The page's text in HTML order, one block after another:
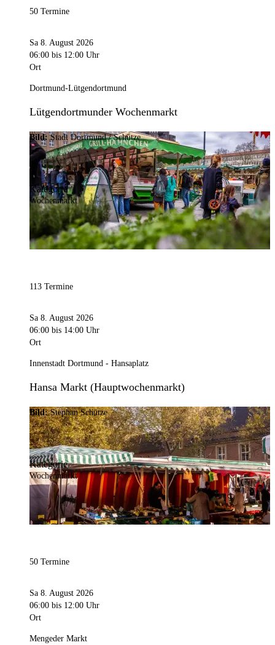
50 Termine
Sa 8. August 2026
06:00 bis 12:00 Uhr
Ort
Dortmund-Lütgendortmund
Lütgendortmunder Wochenmarkt
Bild:Stadt Dortmund / Schütze
Kategorie
Wochenmarkt
113 Termine
Sa 8. August 2026
06:00 bis 14:00 Uhr
Ort
Innenstadt Dortmund - Hansaplatz
Hansa Markt (Hauptwochenmarkt)
Bild:Stephan Schütze
Kategorie
Wochenmarkt
50 Termine
Sa 8. August 2026
06:00 bis 12:00 Uhr
Ort
Mengeder Markt